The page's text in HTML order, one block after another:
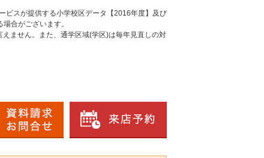
ビスが提供する小学校区データ【2016年度】及び
合がございます。
ません。また、通学区域(学区)は毎年見直しの対